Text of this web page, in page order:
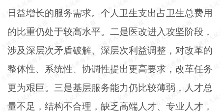
日益增长的服务需求。个人卫生支出占卫生总费用
的比重仍处于较高水平。二是医改进入攻坚阶段，
涉及深层次矛盾破解、深层次利益调整，对改革的
整体性、系统性、协调性提出更高要求，改革任务
更为艰巨。三是基层服务能力仍比较薄弱，人才总
量不足，结构不合理，缺乏高端人才、专业人才，